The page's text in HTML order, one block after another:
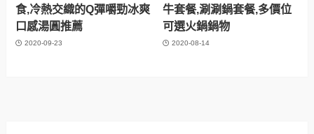
食,冷熱交織的Q彈嚼勁冰爽
口感湯圓推薦
2020-09-23
牛套餐,涮涮鍋套餐,多價位
可選火鍋鍋物
2020-08-14